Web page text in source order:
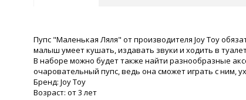
Пупс "Маленькая Ляля" от производителя Joy Toy
малыш умеет кушать, издавать звуки и ходить в
В наборе можно будет также найти разнообразные
очаровательный пупс, ведь она сможет играть с ним,
Бренд: Joy Toy
Возраст: от 3 лет